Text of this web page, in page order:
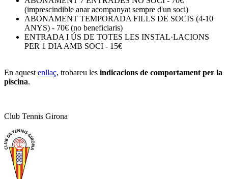
(imprescindible anar acompanyat sempre d'un soci)
ABONAMENT TEMPORADA FILLS DE SOCIS (4-10
ANYS) - 70€ (no beneficiaris)
ENTRADA I ÚS DE TOTES LES INSTAL·LACIONS
PER 1 DIA AMB SOCI - 15€
En aquest enllaç, trobareu les indicacions de comportament per la
piscina.
Club Tennis Girona